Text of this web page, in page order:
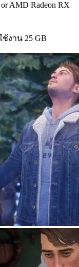
AMD Radeon RX
งาน 25 GB